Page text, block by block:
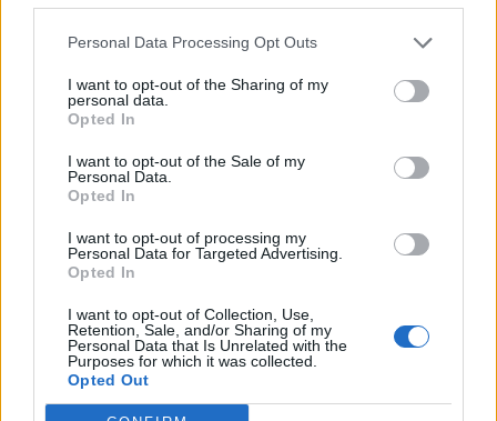
Personal Data Processing Opt Outs
I want to opt-out of the Sharing of my
personal data.
Opted In
I want to opt-out of the Sale of my
Personal Data.
Opted In
I want to opt-out of processing my
Personal Data for Targeted Advertising.
Opted In
I want to opt-out of Collection, Use,
Retention, Sale, and/or Sharing of my
Personal Data that Is Unrelated with the
Purposes for which it was collected.
Opted Out
hogy 10% feletti részesedése 5% alá csökkent....
KEDVES OLVASÓNK!
A keresett cikk a portfolio.hu hírarchívumához
tartozik, melynek olvasása előfizetéses
regisztrációhoz kötött.
Portfolio.hu teljes cikkarchívum
Kötéslisták: BÉT elmúlt 2 év napon belüli
kötéslistái
Előfizetés